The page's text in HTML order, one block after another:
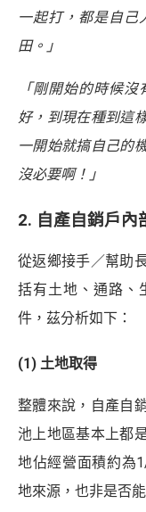
一起打，都是自己
田。」
「剛開始的時候
好，到現在種到這
一開始就搞自己的
沒必要啊！」
2. 自產自銷戶內
從返鄉接手／幫助
括有土地、通路、
件，茲分析如下：
(1) 土地取得
整體來說，自產自
池上地區基本上都
地佔經營面積約為
地來源，也非是否